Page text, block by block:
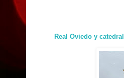
Real Oviedo y catedral